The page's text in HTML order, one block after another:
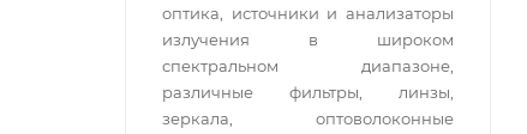
оптика, источники и анализаторы
излучения в широком
спектральном диапазоне,
различные фильтры, линзы,
зеркала, оптоволоконные